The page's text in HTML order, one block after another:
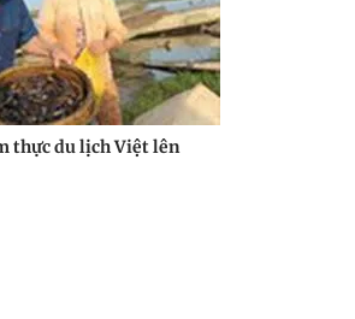
thực du lịch Việt lên